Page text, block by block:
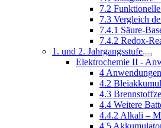
7.2
7.3 Vergleich
7.4.1 Säure-
7.4.2 Redox-
1. und 2. Jahrgangsstufe
Elektrochemie II -
4
4.2
4.3
4.4 Weitere
4.4.2 Alkali –
4.5